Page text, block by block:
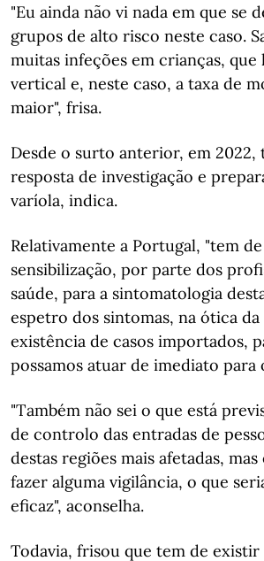
"Eu ainda não vi nada em que se
grupos de alto risco neste caso.
muitas infeções em crianças, que
vertical e, neste caso, a taxa de
maior", frisa.
Desde o surto anterior, em 2022,
resposta de investigação e
varíola, indica.
Relativamente a Portugal, "tem
sensibilização, por parte dos
saúde, para a sintomatologia
espetro dos sintomas, na ótica da
existência de casos importados,
possamos atuar de imediato para
"Também não sei o que está
de controlo das entradas de
destas regiões mais afetadas,
fazer alguma vigilância, o que
eficaz", aconselha.
Todavia, frisou que tem de existir